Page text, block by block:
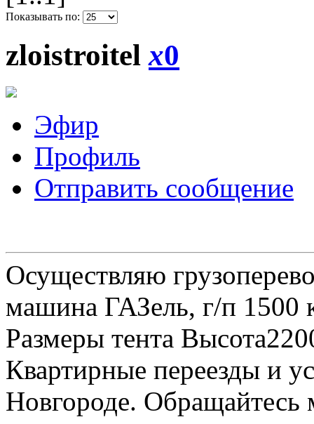
Показывать по:
zloistroitelx0
Эфир
Профиль
Отправить сообщение
Осуществляю
машина ГАЗель, г/п 1500
Размеры тента
Квартирные переезды и
Новгороде.